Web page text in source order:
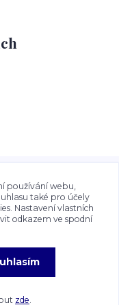
a
právem. Jejich
provozovatele
používání webu,
také pro účely
Nastavení vlastních
odkazem ve spodní
zde